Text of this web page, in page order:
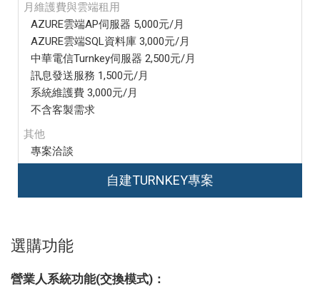
月維護費與雲端租用
AZURE雲端AP伺服器 5,000元/月
AZURE雲端SQL資料庫 3,000元/月
中華電信Turnkey伺服器 2,500元/月
訊息發送服務 1,500元/月
系統維護費 3,000元/月
不含客製需求
其他
專案洽談
自建TURNKEY專案
選購功能
營業人系統功能(交換模式)：